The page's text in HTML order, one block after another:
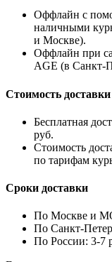
Оффлайн с
наличными
и Москве).
Оффлайн при
AGE (в Санкт-
Стоимость доставки
Бесплатная
руб.
Стоимость
по тарифам
Сроки доставки
По Москве и
По Санкт-
По России: 3-7